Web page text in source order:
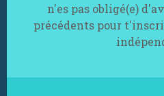
n'es pas obligé(e)
précédents pour